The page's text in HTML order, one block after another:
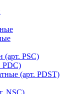
(арт. PSC)
PDC)
(арт. PDST)
NSC)